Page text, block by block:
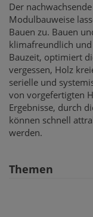
Der
Modulbauweise
Bauen zu. Bauen
klimafreundlich
Bauzeit, optimiert
vergessen, Holz
serielle und
von vorgefertigten
Ergebnisse, durch
können schnell
werden.
Themen